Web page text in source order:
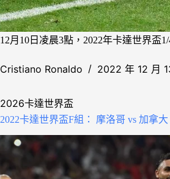
12月10日凌晨3點，2022年卡達世界盃
Cristiano Ronaldo 2022 年 12 月
2026卡達世界盃
2022卡達世界盃F組： 摩洛哥 vs 加拿大